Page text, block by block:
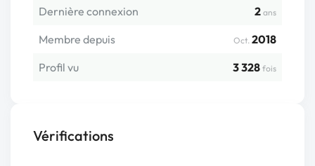
Dernière connexion 2 ans
Membre depuis Oct. 2018
Profil vu
3 328 fois
Vérifications